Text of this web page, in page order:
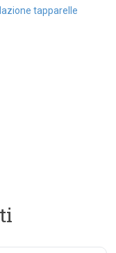
tapparelle